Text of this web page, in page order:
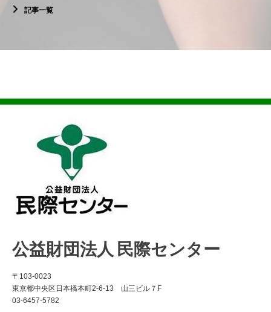
記事一覧
公益財団法人 民際センター
〒103-0023
東京都中央区日本橋本町2-6-13 山三ビル７F
03-6457-5782